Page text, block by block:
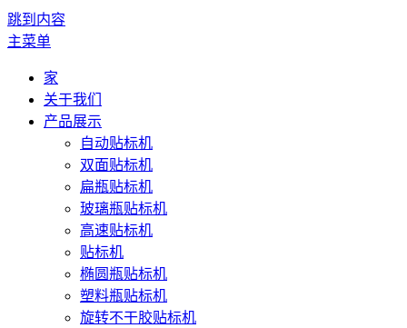
跳到内容
主菜单
家
关于我们
产品展示
自动贴标机
双面贴标机
扁瓶贴标机
玻璃瓶贴标机
高速贴标机
贴标机
椭圆瓶贴标机
塑料瓶贴标机
旋转不干胶贴标机